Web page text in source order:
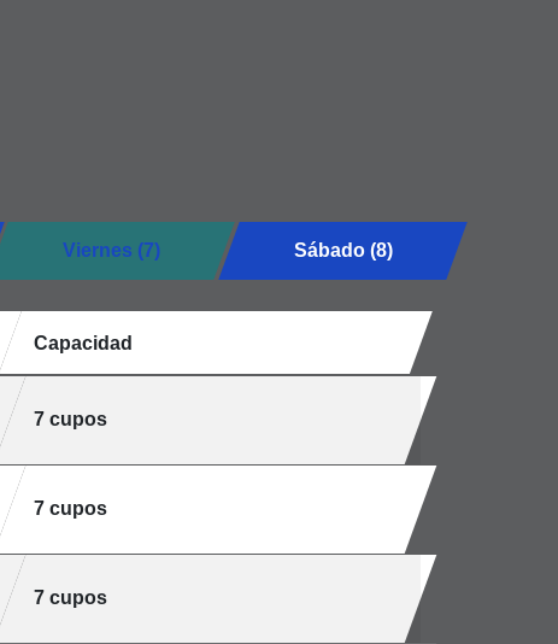
Viernes (7) Sábado (8)
Capacidad
7 cupos
7 cupos
7 cupos